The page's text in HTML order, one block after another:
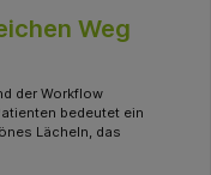
Weg
der Workflow
bedeutet ein
Lächeln, das